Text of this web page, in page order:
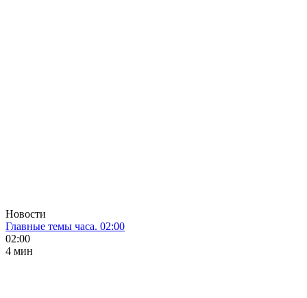
Новости
Главные темы часа. 02:00
02:00
4 мин